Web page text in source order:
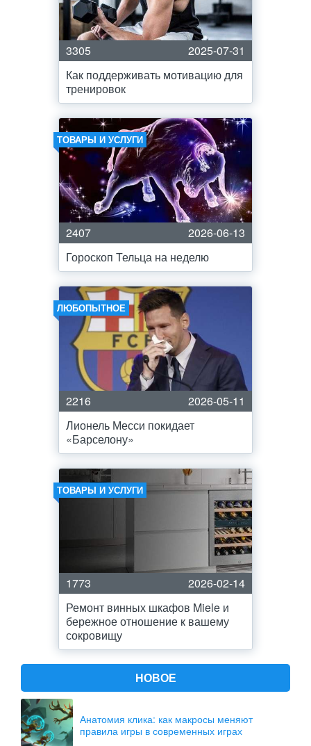
3305
2025-07-31
Как поддерживать мотивацию для
тренировок
ТОВАРЫ И УСЛУГИ
2407
2026-06-13
Гороскоп Тельца на неделю
ЛЮБОПЫТНОЕ
2216
2026-05-11
Лионель Месси покидает
«Барселону»
ТОВАРЫ И УСЛУГИ
1773
2026-02-14
Ремонт винных шкафов Miele и
бережное отношение к вашему
сокровищу
НОВОЕ
Анатомия клика: как макросы меняют
правила игры в современных играх